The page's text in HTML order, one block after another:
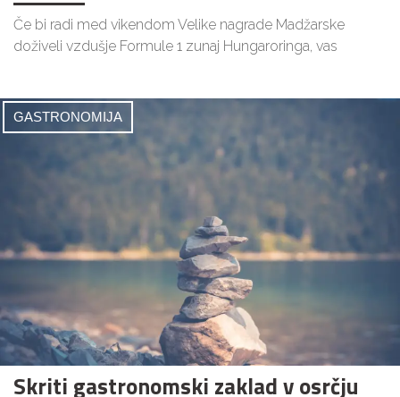
Če bi radi med vikendom Velike nagrade Madžarske
doživeli vzdušje Formule 1 zunaj Hungaroringa, vas
GASTRONOMIJA
Skriti gastronomski zaklad v osrčju